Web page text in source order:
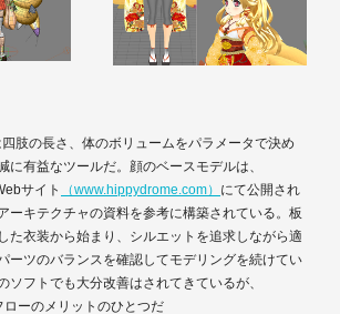
肢の長さ、体のボリュームをパラメータで決め
に有益なツールだ。顔のベースモデルは、
サイト
（www.hippydrome.com） にて公開され
ーキテクチャの資料を参考に構築されている。板
た衣装から始まり、シルエットを追求しながら適
ーツのバランスを確認してモデリングを続けてい
ソフトでも大分改善はされてきているが、
ーのメリットのひとつだ